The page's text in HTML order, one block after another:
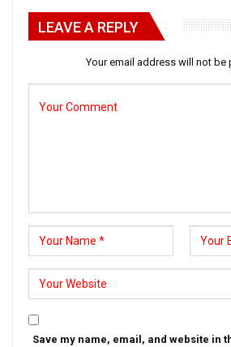
LEAVE A REPLY
Your email address will not be
Save my name, email, and website in